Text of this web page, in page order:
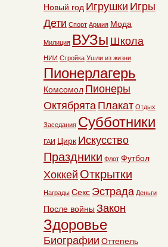
Новый год Игрушки Игры
Дети Спорт Армия Мода
Милиция ВУЗы Школа
НИИ Стройка Ушли из жизни
Пионерлагерь
Комсомол Пионеры
Октябрята Плакат Отдых
Заседания Субботники
ГАИ Цирк Искусство
Праздники Флот Футбол
Хоккей Открытки
Награды Секс Эстрада Деньги
После войны Закон
Здоровье
Биографии Оттепель